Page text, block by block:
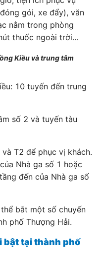
gói, xe đẩy), văn
nằm trong phòng
thuốc ngoài trời…
Kiều và trung tâm
10 tuyến đến trung
số 2 và tuyến tàu
T2 để phục vị khách.
Nhà ga số 1 hoặc
đến của Nhà ga số
bắt một số chuyến
phố Thượng Hải.
bật tại thành phố